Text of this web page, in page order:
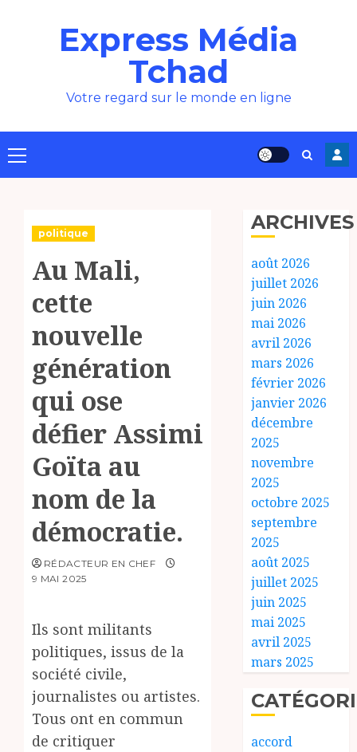
Express Média
Tchad
Votre regard sur le monde en ligne
Menu
principal
politique
Au Mali,
cette
nouvelle
génération
qui ose
défier Assimi
Goïta au
nom de la
démocratie.
RÉDACTEUR EN CHEF
9 MAI 2025
Ils sont militants
politiques, issus de la
société civile,
journalistes ou artistes.
Tous ont en commun
de critiquer
ARCHIVES
août 2026
juillet 2026
juin 2026
mai 2026
avril 2026
mars 2026
février 2026
janvier 2026
décembre
2025
novembre
2025
octobre 2025
septembre
2025
août 2025
juillet 2025
juin 2025
mai 2025
avril 2025
mars 2025
accord